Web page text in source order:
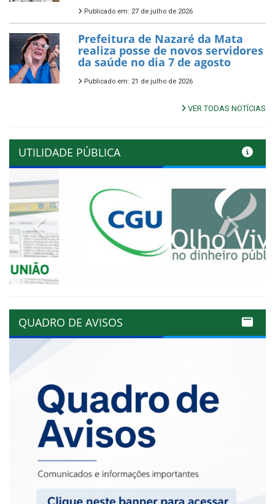
Publicado em: 27 de julho de 2026
Prefeitura de Nazaré da Mata
realiza posse de novos servidores
da saúde no dia 7 de agosto
Publicado em: 21 de julho de 2026
VER TODAS NOTÍCIAS
UTILIDADE PÚBLICA
Previous Next
QUADRO DE AVISOS